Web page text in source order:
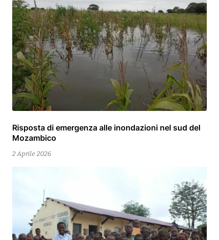
Risposta di emergenza alle inondazioni nel sud del
Mozambico
2 Aprile 2026
2
Aprile
2026